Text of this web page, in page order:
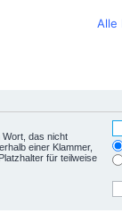
Alle
Wort, das nicht
einer Klammer,
für teilweise